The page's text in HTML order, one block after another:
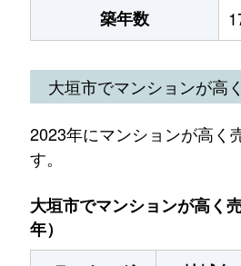
築年数
大垣市でマンションが高
2023年にマンションが高く
す。
大垣市でマンションが高く
年）